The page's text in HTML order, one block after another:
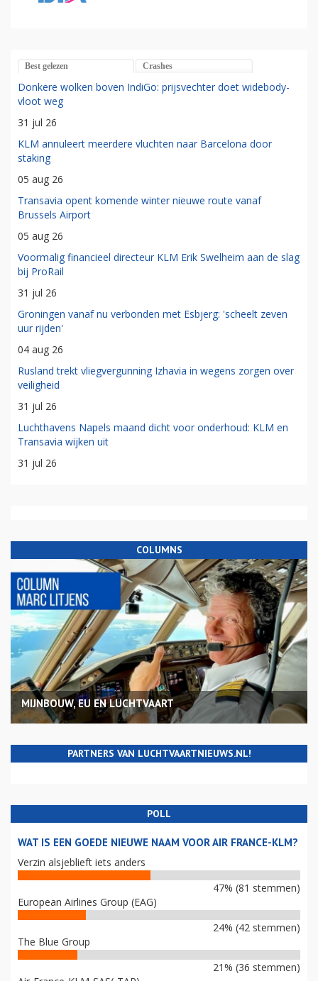
Best gelezen Crashes
Donkere wolken boven IndiGo: prijsvechter doet widebody-
vloot weg
31 jul 26
KLM annuleert meerdere vluchten naar Barcelona door
staking
05 aug 26
Transavia opent komende winter nieuwe route vanaf
Brussels Airport
05 aug 26
Voormalig financieel directeur KLM Erik Swelheim aan de slag
bij ProRail
31 jul 26
Groningen vanaf nu verbonden met Esbjerg: 'scheelt zeven
uur rijden'
04 aug 26
Rusland trekt vliegvergunning Izhavia in wegens zorgen over
veiligheid
31 jul 26
Luchthavens Napels maand dicht voor onderhoud: KLM en
Transavia wijken uit
31 jul 26
COLUMNS
MIJNBOUW, EU EN LUCHTVAART
PARTNERS VAN LUCHTVAARTNIEUWS.NL!
POLL
WAT IS EEN GOEDE NIEUWE NAAM VOOR AIR FRANCE-KLM?
Verzin alsjeblieft iets anders
47% (81 stemmen)
European Airlines Group (EAG)
24% (42 stemmen)
The Blue Group
21% (36 stemmen)